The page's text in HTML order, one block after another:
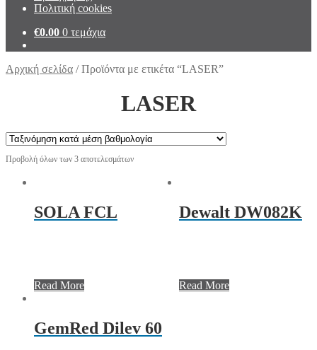
Πολιτική cookies
€0.00 0 τεμάχια
Αρχική σελίδα /Προϊόντα με ετικέτα “LASER”
LASER
Προβολή όλων των 3 αποτελεσμάτων
SOLA FCL
Read More
Dewalt DW082K
Read More
GemRed Dilev 60